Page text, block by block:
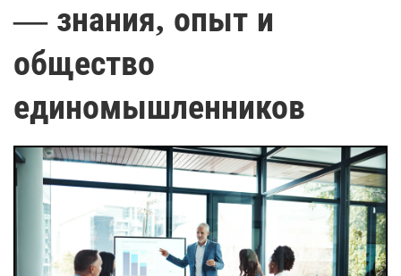
— знания, опыт и
общество
единомышленников